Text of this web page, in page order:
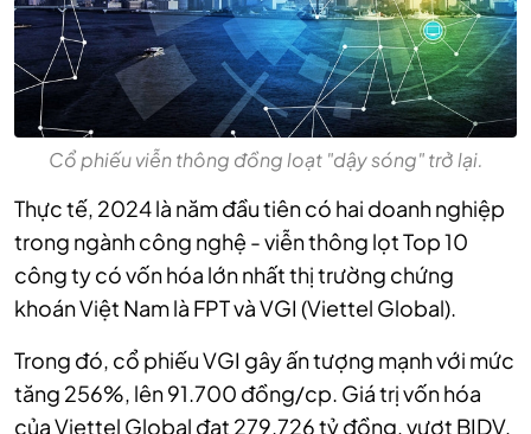
Cổ phiếu viễn thông đồng loạt "dậy sóng" trở lại.
Thực tế, 2024 là năm đầu tiên có hai doanh nghiệp
trong ngành công nghệ - viễn thông lọt Top 10
công ty có vốn hóa lớn nhất thị trường chứng
khoán Việt Nam là FPT và VGI (Viettel Global).
Trong đó, cổ phiếu VGI gây ấn tượng mạnh với mức
tăng 256%, lên 91.700 đồng/cp. Giá trị vốn hóa
của Viettel Global đạt 279.726 tỷ đồng, vượt BIDV,